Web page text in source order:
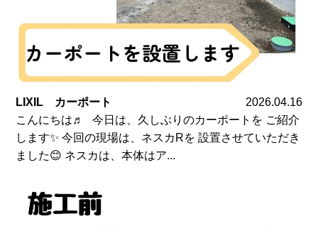
LIXIL カーポート
2026.04.16
こんにちは♬ 今日は、久しぶりのカーポートを ご紹介
します✨ 今回の現場は、ネスカRを 設置させていただき
ました😊 ネスカは、本体はア...